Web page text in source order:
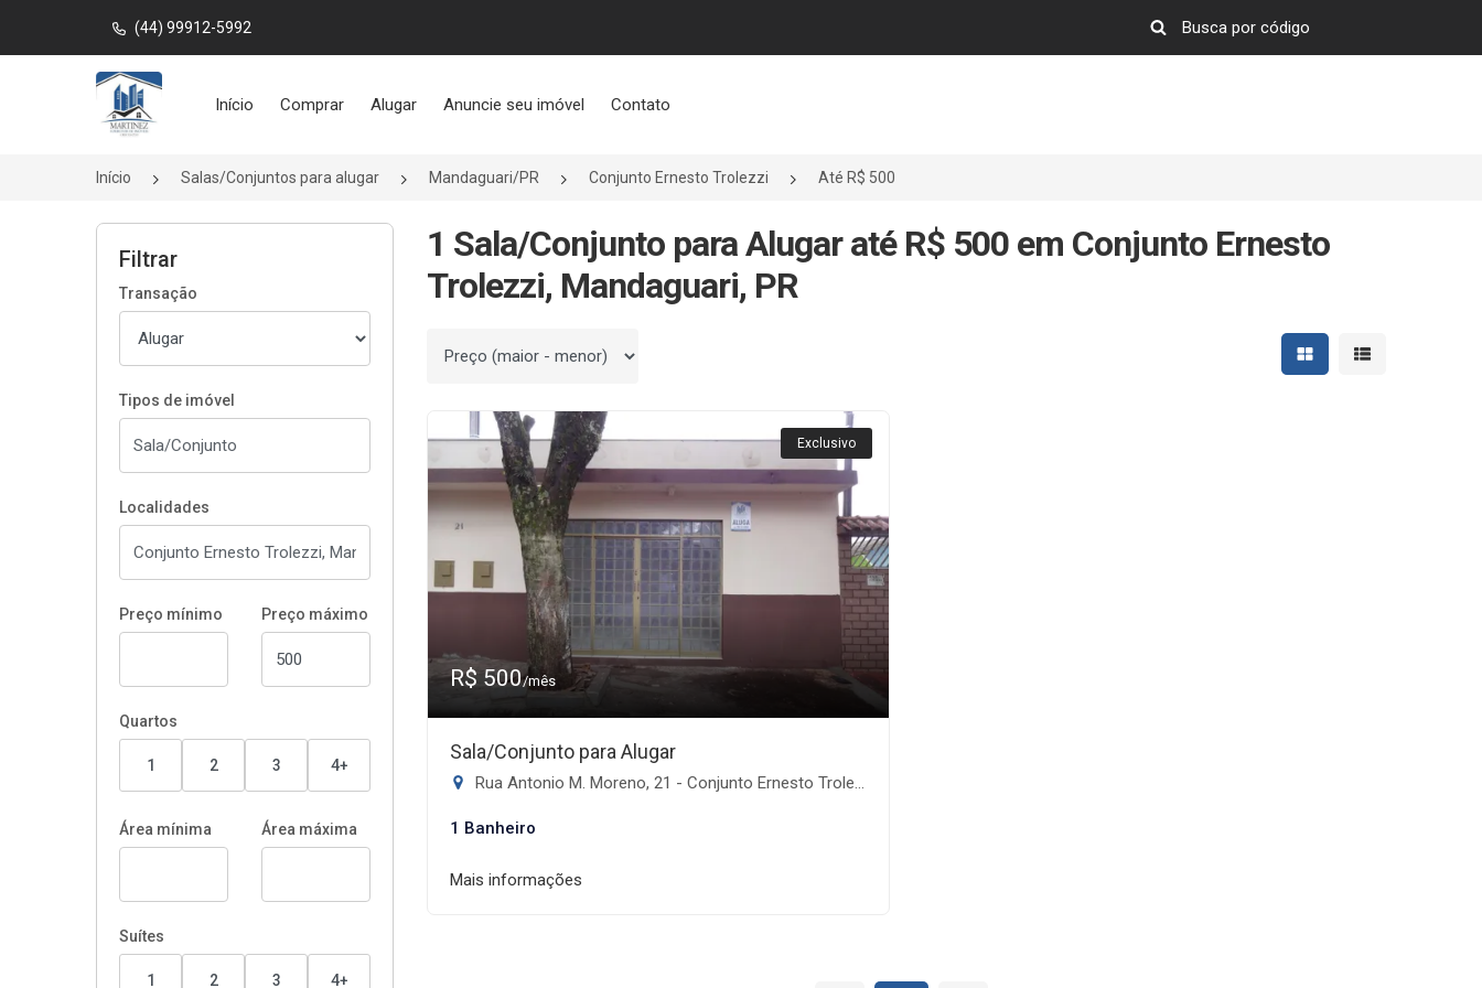
(44) 99912-5992
Página inicial
Início Comprar Alugar Anuncie seu imóvel Contato
Início Salas/Conjuntos para alugar Mandaguari/PR Conjunto Ernesto Trolezzi Até R$ 500
Filtrar
Transação
Tipos de imóvel
Localidades
Preço mínimo Preço máximo
Quartos
1 2 3 4+
Área mínima Área máxima
Suítes
1 2 3 4+
1 Sala/Conjunto para Alugar até R$ 500 em Conjunto Ernesto
Trolezzi, Mandaguari, PR
Ordenar por Mostrar resultados em
Mostrar
Exclusivo
R$ 500/mês
Sala/Conjunto para Alugar
Rua Antonio M. Moreno, 21 - Conjunto Ernesto Trolezzi, Mandaguari-PR
1 Banheiro
Mais informações